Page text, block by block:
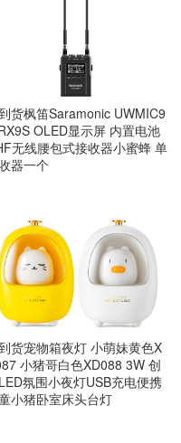
货枫笛Saramonic UWMIC9
OLED显示屏 内置电池
无线腰包式接收器小蜜蜂 单
器一个
货宠物箱夜灯 小萌妹黄色X
小猪哥白色XD088 3W 创
氛围小夜灯USB充电便携
小猪卧室床头台灯